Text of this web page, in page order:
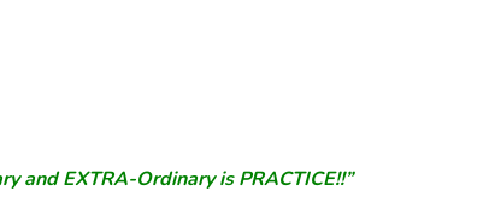
and EXTRA-Ordinary is PRACTICE!!”